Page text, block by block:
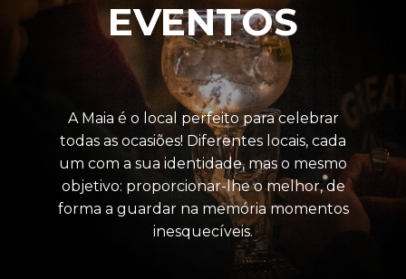
TURISMO DE LAZER
TURISMO DE NATUREZA
TURISMO
GASTRONÓMICO
LOCAIS PARA EVENTOS
PRODUTORES
FORA D' HORAS
EVENTOS
A Maia é o local perfeito para celebrar
todas as ocasiões! Diferentes locais, cada
um com a sua identidade, mas o mesmo
objetivo: proporcionar-lhe o melhor, de
forma a guardar na memória momentos
inesquecíveis.